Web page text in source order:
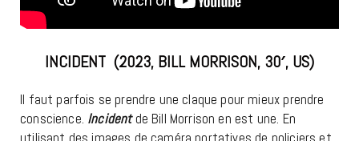
INCIDENT (2023, BILL MORRISON, 30′, US)
Il faut parfois se prendre une claque pour mieux prendre
conscience. Incident de Bill Morrison en est une. En